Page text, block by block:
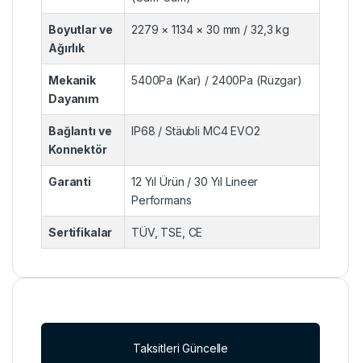
Boyutlar ve
Ağırlık
2279 × 1134 × 30 mm / 32,3 kg
Mekanik
Dayanım
5400Pa (Kar) / 2400Pa (Rüzgar)
Bağlantı ve
Konnektör
IP68 / Stäubli MC4 EVO2
Garanti
12 Yıl Ürün / 30 Yıl Lineer
Performans
Sertifikalar TÜV, TSE, CE
Taksitleri Güncelle